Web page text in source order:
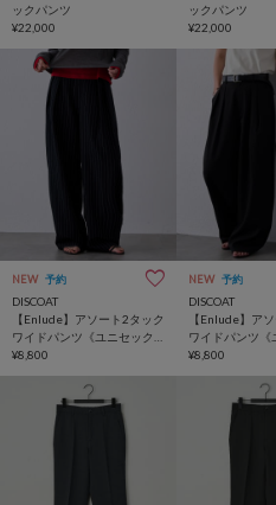
ックパンツ
¥22,000
ックパンツ
¥22,000
NEW 予約
DISCOAT
【Enlude】アソート2タック
ワイドパンツ《ユニセック
ス》
¥8,800
NEW 予約
DISCOAT
【Enlude】ア
ワイドパンツ《
ス》
¥8,800